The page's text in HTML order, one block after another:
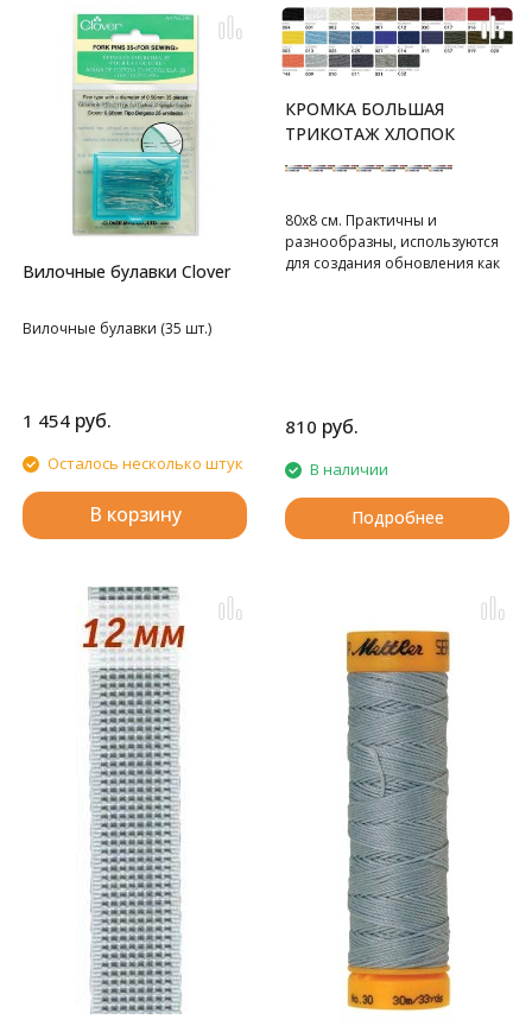
пинцет-1 шт, карандаш - 1 шт,
крючок №3,5 мм, булавки
английские – 5 шт, набор с
пуговицами.
Вилочные булавки Clover
Вилочные булавки (35 шт.)
1 454 руб.
Осталось несколько штук
В корзину
КРОМКА БОЛЬШАЯ
ТРИКОТАЖ ХЛОПОК
80х8 см. Практичны и
разнообразны, используются
для создания обновления как
810 руб.
В наличии
Подробнее